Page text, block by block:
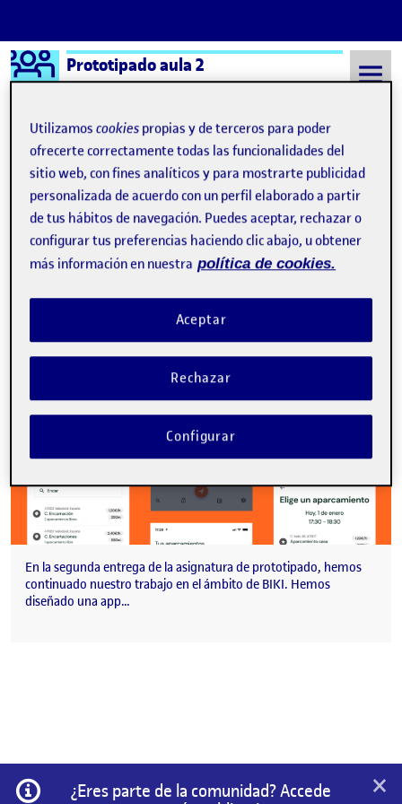
Saltar al contenido
Logo Ágora
Prototipado aula 2
Semestre 20222 - Aula 2 7 Mayo, 2023
7 Mayo, 2023
Publicado por
Inés San Luís Rodriguez
Fecha de publicación
1 comentario
En la segunda entrega de la asignatura de prototipado, hemos
continuado nuestro trabajo en el ámbito de BIKI. Hemos
diseñado una app…
Información
¿Eres parte de la comunidad? Accede
×
Utilizamoscookies propias y de terceros para poder
ofrecerte correctamente todas las funcionalidades del
sitio web, con fines analíticos y para mostrarte publicidad
personalizada de acuerdo con un perfil elaborado a partir
de tus hábitos de navegación. Puedes aceptar, rechazar o
configurar tus preferencias haciendo clic abajo, u obtener
más información en nuestra política de cookies.
Rechazar
Aceptar
Configurar